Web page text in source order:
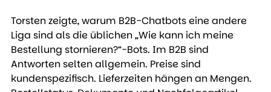
Torsten zeigte, warum B2B-Chatbots eine andere
Liga sind als die üblichen „Wie kann ich meine
Bestellung stornieren?“-Bots. Im B2B sind
Antworten selten allgemein. Preise sind
kundenspezifisch. Lieferzeiten hängen an Mengen.